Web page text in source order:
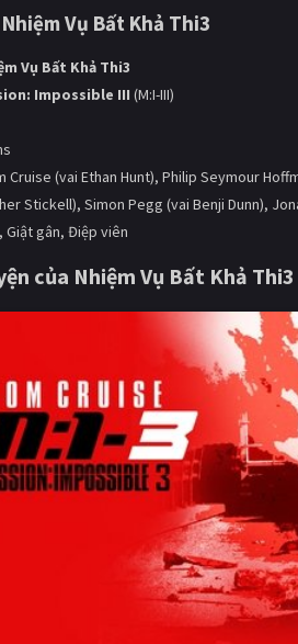
Nhiệm Vụ Bất Khả Thi3
Vụ Bất Khả Thi3
Impossible III (M:I-III)
Cruise (vai Ethan Hunt), Philip Seymour
Stickell), Simon Pegg (vai Benji Dunn),
Giật gân, Điệp viên
của Nhiệm Vụ Bất Khả Thi3